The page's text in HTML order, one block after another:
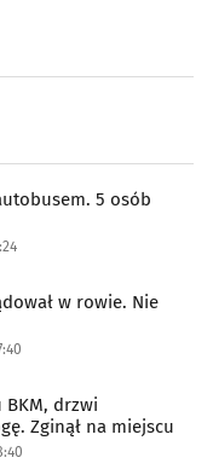
5 osób
w rowie. Nie
BKM, drzwi
Zginął na miejscu